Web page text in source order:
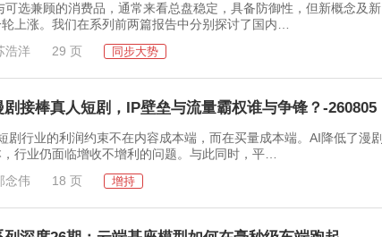
顾的消费品，通常来看总盘稳定，具备防御性，但新概念及新
上涨。我们在系列前两篇报告中分别探讨了国内…
浩洋 29 页 同步大势
接棒真人短剧，IP壁垒与流量霸权谁与争锋？-260805
利润约束不在内容成本端，而在买量成本端。AI降低了漫剧
行业仍面临增收不增利的问题。与此同时，平…
念伟 18 页 增持